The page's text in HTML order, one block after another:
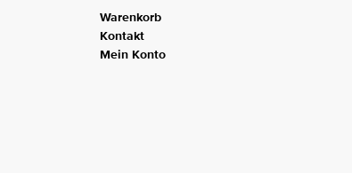
Warenkorb
Kontakt
Mein Konto